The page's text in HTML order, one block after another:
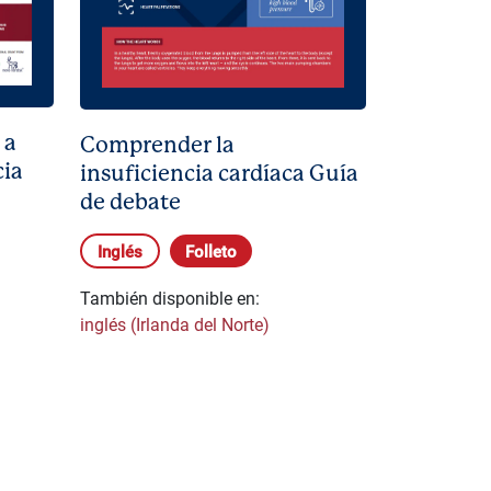
Comprender la
insuficiencia cardíaca Guía
de debate
Inglés Folleto
También disponible en:
inglés (Irlanda del Norte)